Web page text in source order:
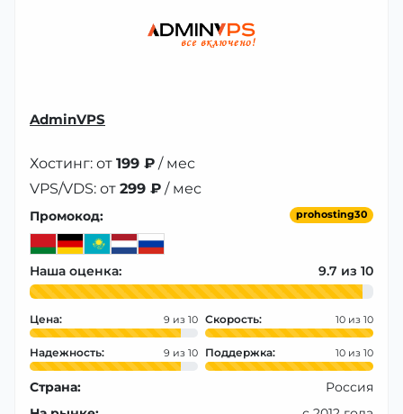
AdminVPS
Хостинг: от 199 ₽ / мес
VPS/VDS: от 299 ₽ / мес
Промокод: prohosting30
Наша оценка: 9.7
Цена: 9 Скорость: 10
Надежность: 9 Поддержка: 10
Страна:
Россия